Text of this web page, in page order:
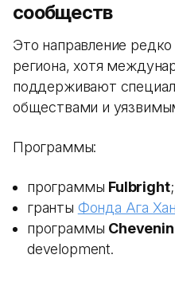
сообществ
Это направление
региона, хотя
поддерживают
обществами и
Программы:
программы Fulbright;
гранты Фонда Ага
программы
development.